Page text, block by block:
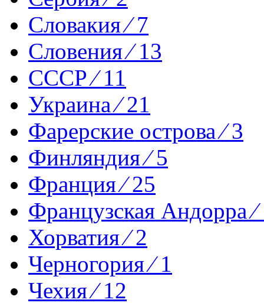
Словакия ⁄ 7
Словения ⁄ 13
СССР ⁄ 11
Украина ⁄ 21
Фарерские острова ⁄ 3
Финляндия ⁄ 5
Франция ⁄ 25
Французская Андорра ⁄
Хорватия ⁄ 2
Черногория ⁄ 1
Чехия ⁄ 12